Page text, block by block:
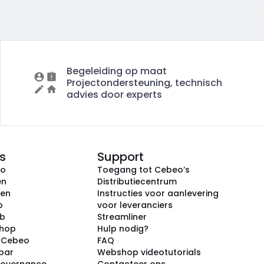
Begeleiding op maat
Projectondersteuning, technisch
advies door experts
Support
Toegang tot Cebeo’s
Distributiecentrum
Instructies voor aanlevering
voor leveranciers
Streamliner
Hulp nodig?
FAQ
Webshop videotutorials